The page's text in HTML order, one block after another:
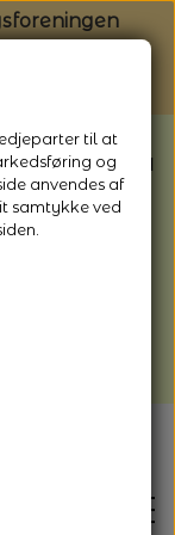
fra
hele
være lidt
til at
og
anvendes af
samtykke ved